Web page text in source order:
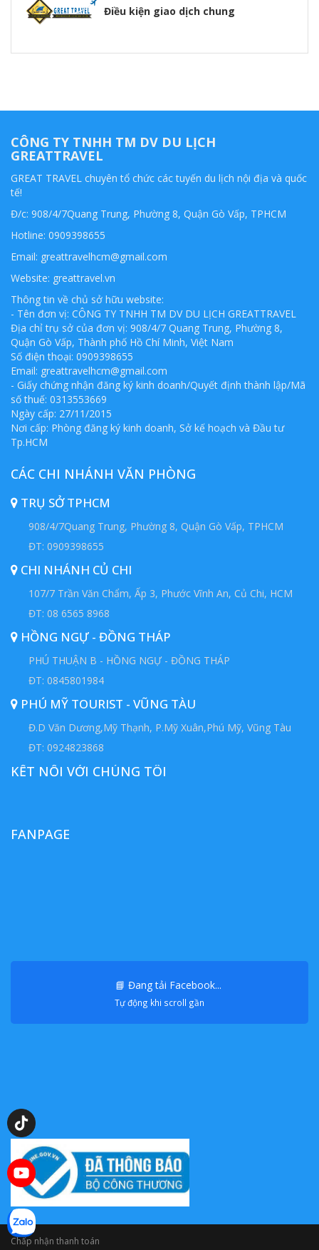
Điều kiện giao dịch chung
CÔNG TY TNHH TM DV DU LỊCH
GREATTRAVEL
GREAT TRAVEL chuyên tổ chức các tuyến du lịch nội địa và quốc
tế!
Đ/c: 908/4/7Quang Trung, Phường 8, Quận Gò Vấp, TPHCM
Hotline: 0909398655
Email: greattravelhcm@gmail.com
Website: greattravel.vn
Thông tin về chủ sở hữu website:
- Tên đơn vị: CÔNG TY TNHH TM DV DU LỊCH GREATTRAVEL
Địa chỉ trụ sở của đơn vị: 908/4/7 Quang Trung, Phường 8,
Quận Gò Vấp, Thành phố Hồ Chí Minh, Việt Nam
Số điện thoại: 0909398655
Email: greattravelhcm@gmail.com
- Giấy chứng nhận đăng ký kinh doanh/Quyết định thành lập/Mã
số thuế: 0313553669
Ngày cấp: 27/11/2015
Nơi cấp: Phòng đăng ký kinh doanh, Sở kế hoạch và Đầu tư
Tp.HCM
CÁC CHI NHÁNH VĂN PHÒNG
TRỤ SỞ TPHCM
908/4/7Quang Trung, Phường 8, Quận Gò Vấp, TPHCM
ĐT: 0909398655
CHI NHÁNH CỦ CHI
107/7 Trần Văn Chẩm, Ấp 3, Phước Vĩnh An, Củ Chi, HCM
ĐT: 08 6565 8968
HỒNG NGỰ - ĐỒNG THÁP
PHÚ THUẬN B - HỒNG NGỰ - ĐỒNG THÁP
ĐT: 0845801984
PHÚ MỸ TOURIST - VŨNG TÀU
Đ.D Văn Dương,Mỹ Thạnh, P.Mỹ Xuân,Phú Mỹ, Vũng Tàu
ĐT: 0924823868
KẾT NỐI VỚI CHÚNG TÔI
FANPAGE
📘 Đang tải Facebook...
Tự động khi scroll gần
Chấp nhận thanh toán
0909398655